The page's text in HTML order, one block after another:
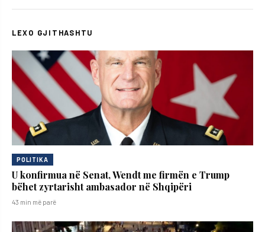
LEXO GJITHASHTU
POLITIKA
U konfirmua në Senat, Wendt me firmën e Trump
bëhet zyrtarisht ambasador në Shqipëri
43 min më parë